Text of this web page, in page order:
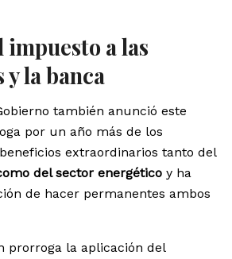
a las
la banca
también anunció este
por un año más de los
extraordinarios tanto del
del sector energético y ha
de hacer permanentes ambos
prorroga la aplicación del